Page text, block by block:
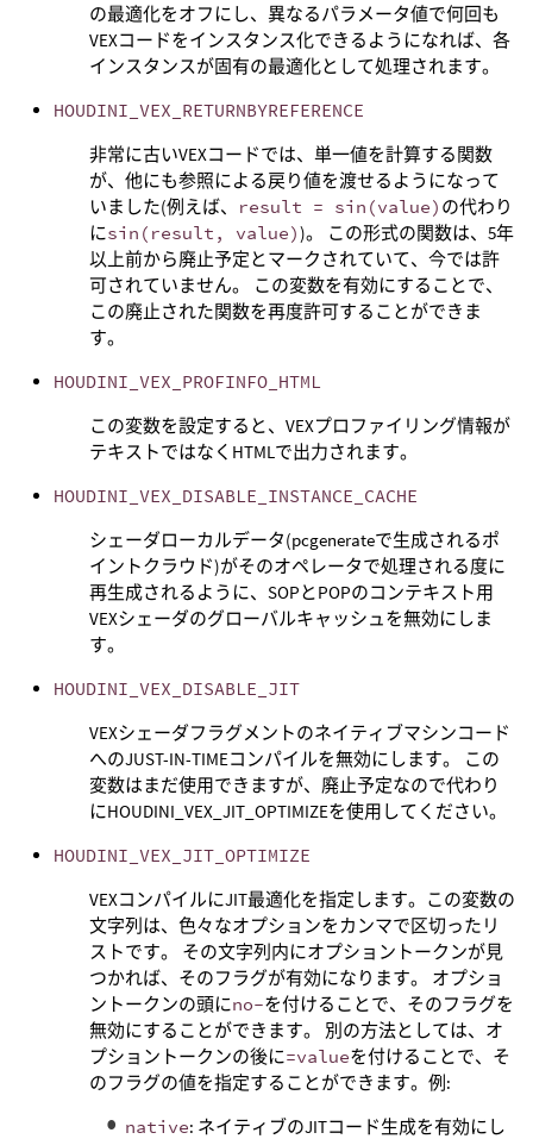
の最適化をオフにし、異なるパラメータ値で何回も
VEXコードをインスタンス化できるようになれば、各
インスタンスが固有の最適化として処理されます。
HOUDINI_VEX_RETURNBYREFERENCE
非常に古いVEXコードでは、単一値を計算する関数
が、他にも参照による戻り値を渡せるようになって
いました(例えば、
result = sin(value) の代わり
にsin(result, value))。 この形式の関数は、5年
以上前から廃止予定とマークされていて、今では許
可されていません。 この変数を有効にすることで、
この廃止された関数を再度許可することができま
す。
HOUDINI_VEX_PROFINFO_HTML
この変数を設定すると、VEXプロファイリング情報が
テキストではなくHTMLで出力されます。
HOUDINI_VEX_DISABLE_INSTANCE_CACHE
シェーダローカルデータ(pcgenerateで生成されるポ
イントクラウド)がそのオペレータで処理される度に
再生成されるように、SOPとPOPのコンテキスト用
VEXシェーダのグローバルキャッシュを無効にしま
す。
HOUDINI_VEX_DISABLE_JIT
VEXシェーダフラグメントのネイティブマシンコード
へのJUST-IN-TIMEコンパイルを無効にします。 この
変数はまだ使用できますが、廃止予定なので代わり
にHOUDINI_VEX_JIT_OPTIMIZEを使用してください。
HOUDINI_VEX_JIT_OPTIMIZE
VEXコンパイルにJIT最適化を指定します。この変数の
文字列は、色々なオプションをカンマで区切ったリ
ストです。 その文字列内にオプショントークンが見
つかれば、そのフラグが有効になります。 オプショ
ントークンの頭にno-を付けることで、そのフラグを
無効にすることができます。 別の方法としては、オ
プショントークンの後に=valueを付けることで、そ
のフラグの値を指定することができます。例:
native: ネイティブのJITコード生成を有効にし